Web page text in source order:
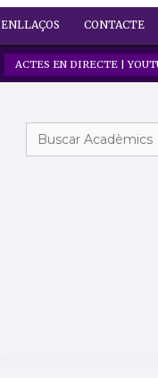
ENLLAÇOS CONTACTE
ACTES EN DIRECTE |
Search
for: